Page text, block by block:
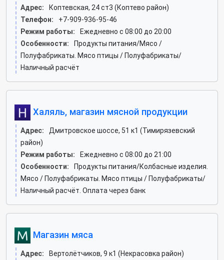
Адрес:
Коптевская, 24 ст3 (Коптево район)
Телефон:
+7-909-936-95-46
Режим работы:
Ежедневно с 08:00 до 20:00
Особенности:
Продукты питания/Мясо /
Полуфабрикаты. Мясо птицы / Полуфабрикаты/
Наличный расчёт
Халяль, магазин мясной продукции
Адрес:
Дмитровское шоссе, 51 к1 (Тимирязевский
район)
Режим работы:
Ежедневно с 08:00 до 21:00
Особенности:
Продукты питания/Колбасные изделия.
Мясо / Полуфабрикаты. Мясо птицы / Полуфабрикаты/
Наличный расчёт. Оплата через банк
Магазин мяса
Адрес:
Вертолётчиков, 9 к1 (Некрасовка район)